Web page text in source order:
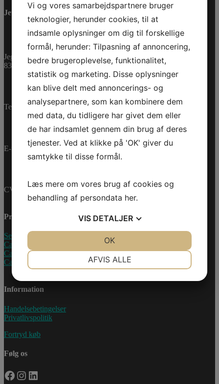
Jet-Trade Powersport
Jegstrupvej 280
8361 Hasselager
Telefon:+45 70 200 600
E-mail: info@jettrade.dk
CVR-nummer: 27233678
Produkter
Sea-Doo Vandscooter
Can-Am ATV
Can-Am UTV
Can-Am Roadster
Information
Handelsebetingelser
Privatlivspolitik
Fortryd køb
Følg os
Facebook
Instagram
LinkedIn
Vi og vores samarbejdspartnere bruger
teknologier, herunder cookies, til at
indsamle oplysninger om dig til forskellige
formål, herunder: Tilpasning af annoncering,
bedre brugeroplevelse, funktionalitet,
statistik og marketing. Disse oplysninger
kan blive delt med annoncerings- og
analysepartnere, som kan kombinere dem
med data, du tidligere har givet dem eller
de har indsamlet gennem din brug af deres
tjenester. Ved at klikke på 'OK' giver du
samtykke til disse formål.
Læs mere om vores brug af cookies og
behandling af persondata her.
VIS DETALJER
AFVIS ALLE
OK